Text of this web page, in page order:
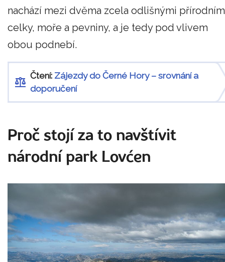
nachází mezi dvěma zcela odlišnými
celky, moře a pevniny, a je tedy pod vlivem
obou podnebí.
Čtení: Zájezdy do Černé Hory – srovnání a
doporučení
Proč stojí za to navštívit
národní park Lovćen